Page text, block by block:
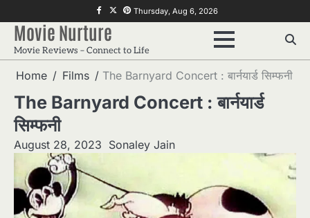
to
content
f twitterpinterest
Thursday, Aug 6, 2026
Movie Nurture
Movie Reviews – Connect to Life
Home Films The Barnyard Concert : बार्नयार्ड सिम्फनी
The Barnyard Concert : बार्नयार्ड
सिम्फनी
August 28, 2023 Sonaley Jain